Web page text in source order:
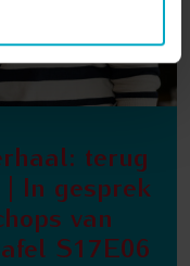
terug
In gesprek
van
S17E06